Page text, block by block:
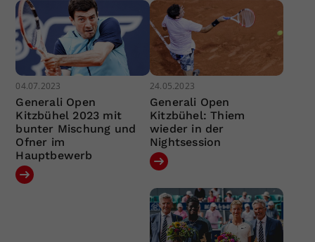
04.07.2023
Generali Open
Kitzbühel 2023 mit
bunter Mischung und
Ofner im
Hauptbewerb
24.05.2023
Generali Open
Kitzbühel: Thiem
wieder in der
Nightsession